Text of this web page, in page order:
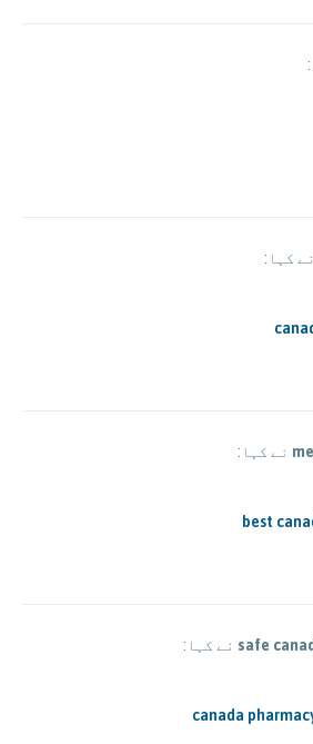
نے کہا:
نے کہا:
best
safe نے کہا:
canada